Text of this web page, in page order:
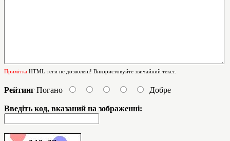
Примітка:HTML теги не дозволені! Використовуйте звичайний текст.
Рейтинг Погано Добре
Введіть код, вказаний на зображенні: